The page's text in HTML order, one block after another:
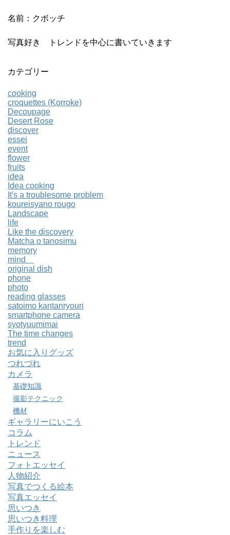
名前：クボッチ
写真好き トレンドを中心に書いていきます
カテゴリー
cooking
croquettes (Korroke)
Decoupage
Desert Rose
discover
essei
event
flower
fruits
idea
Idea cooking
It's a troublesome problem
koureisyano rougo
Landscape
life
Like the discovery
Matcha o tanosimu
memory
mind
original dish
phone
photo
reading glasses
satoimo kantanryouri
smartphone camera
syotyuumimai
The time changes
trend
お気に入りグッズ
つれづれ
カメラ
基礎知識
撮影テクニック
機材
ギャラリーにいこう
コラム
トレンド
ニュース
フォトエッセイ
人物紹介
写真でつくる絵本
写真エッセイ
思いつき
思いつき料理
手作りを楽しむ